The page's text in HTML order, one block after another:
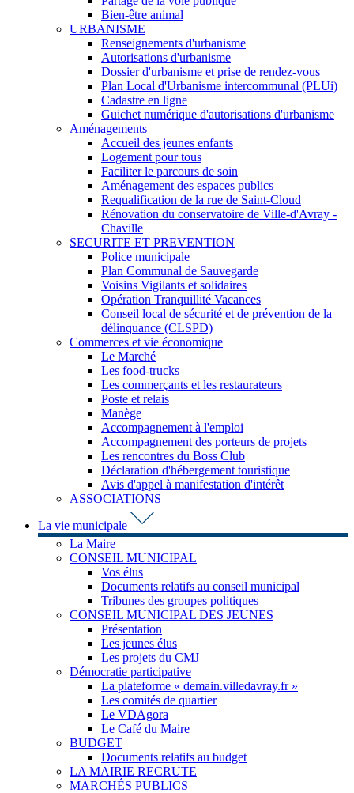
Bien-être animal
URBANISME
Renseignements d'urbanisme
Autorisations d'urbanisme
Dossier d'urbanisme et prise de rendez-vous
Plan Local d'Urbanisme intercommunal (PLUi)
Cadastre en ligne
Guichet numérique d'autorisations d'urbanisme
Aménagements
Accueil des jeunes enfants
Logement pour tous
Faciliter le parcours de soin
Aménagement des espaces publics
Requalification de la rue de Saint-Cloud
Rénovation du conservatoire de Ville-d'Avray -
Chaville
SECURITE ET PREVENTION
Police municipale
Plan Communal de Sauvegarde
Voisins Vigilants et solidaires
Opération Tranquillité Vacances
Conseil local de sécurité et de prévention de la
délinquance (CLSPD)
Commerces et vie économique
Le Marché
Les food-trucks
Les commerçants et les restaurateurs
Poste et relais
Manège
Accompagnement à l'emploi
Accompagnement des porteurs de projets
Les rencontres du Boss Club
Déclaration d'hébergement touristique
Avis d'appel à manifestation d'intérêt
ASSOCIATIONS
La vie municipale
La Maire
CONSEIL MUNICIPAL
Vos élus
Documents relatifs au conseil municipal
Tribunes des groupes politiques
CONSEIL MUNICIPAL DES JEUNES
Présentation
Les jeunes élus
Les projets du CMJ
Démocratie participative
La plateforme « demain.villedavray.fr »
Les comités de quartier
Le VDAgora
Le Café du Maire
BUDGET
Documents relatifs au budget
LA MAIRIE RECRUTE
MARCHÉS PUBLICS